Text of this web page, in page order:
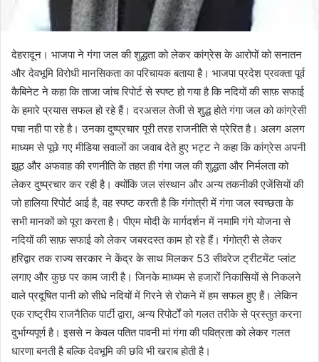
देहरादून। भाजपा ने गंगा जल की शुद्धता को लेकर कांग्रेस के आरोपों को सनातन
और देवभूमि विरोधी मानसिकता का परिचायक बताया है। भाजपा प्रदेश प्रवक्ता पूर्व
कैबिनेट ने कहा कि ताजा जांच रिपोर्ट से स्पष्ट हो गया है कि नदियों की साफ़ सफाई
के हमारे प्रयास सफल हो रहे हैं। दरअसल तेजी से शुद्ध होते गंगा जल को कांग्रेसी
पचा नही पा रहे है। उनका दुष्प्रचार पूरी तरह राजनीति से प्रेरित है। अलग अलग
माध्यम से पूछे गए मीडिया सवालों का जवाब देते हुए भट्ट ने कहा कि कांग्रेस अपनी
झूठ और अफवाह की रणनीति के तहत ही गंगा जल की शुद्धता और निर्मलता को
लेकर दुष्प्रचार कर रही है। क्योंकि जल संस्थान और अन्य तकनीकी एजेंसियों की
जो हालिया रिपोर्ट आई है, वह स्पष्ट करती है कि गंगोत्री में गंगा जल स्वच्छता के
सभी मानकों को पूरा करता है। पीएम मोदी के मार्गदर्शन में नमामि गंगे योजना से
नदियों की साफ़ सफाई को लेकर जबरदस्त काम हो रहे हैं। गंगोत्री से लेकर
हरिद्वार तक राज्य सरकार ने केंद्र के साथ मिलकर 53 सीवरेज ट्रीटमेंट प्लांट
लगाए और कुछ पर काम जारी है। जिनके माध्यम से हजारों निकासियों से निकलने
वाले प्रदूषित पानी को सीधे नदियों में गिरने से रोकने में हम सफल हुए हैं। लेकिन
एक राष्ट्रीय राजनैतिक पार्टी द्वारा, अन्य रिपोर्टों को गलत तरीके से प्रस्तुत करना
दुर्भाग्यपूर्ण है। इससे न केवल पतित पावनी मां गंगा की पवित्रता को लेकर गलत
धारणा बनती है बल्कि देवभूमि की छवि भी खराब होती है।